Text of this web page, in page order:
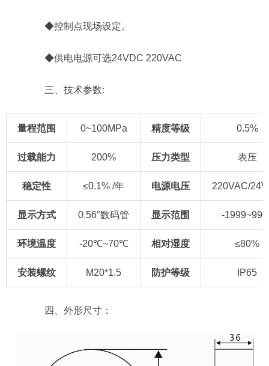
◆控制点现场设定。
◆供电电源可选24VDC 220VAC
三、技术参数:
量程范围 0~100MPa 精度等级 0.5%
过载能力 200% 压力类型 表压
稳定性 ≤0.1% /年 电源电压 220VAC/
显示方式 0.56″数码管 显示范围 -
环境温度 -20℃~70℃ 相对湿度 ≤80%
安装螺纹 M20*1.5 防护等级 IP65
四、外形尺寸：